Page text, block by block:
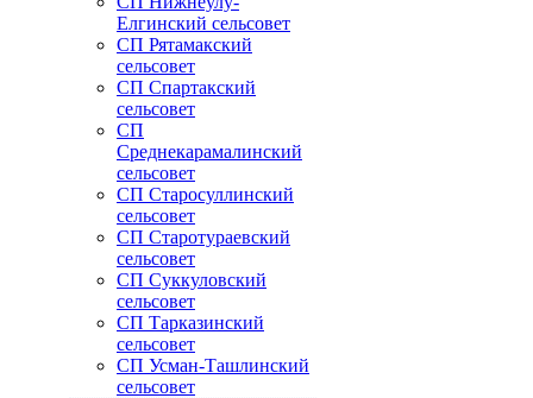
Елгинский сельсовет
СП Рятамакский
сельсовет
СП Спартакский
сельсовет
СП
Среднекарамалинский
сельсовет
СП Старосуллинский
сельсовет
СП Старотураевский
сельсовет
СП Суккуловский
сельсовет
СП Тарказинский
сельсовет
СП Усман-Ташлинский
сельсовет